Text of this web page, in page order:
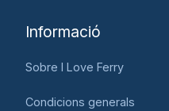
Informació
Sobre I Love Ferry
Condicions generals